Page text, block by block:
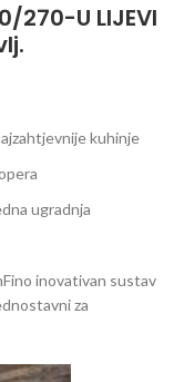
270-U LIJEVI
kuhinje
ugradnja
inovativan sustav
za